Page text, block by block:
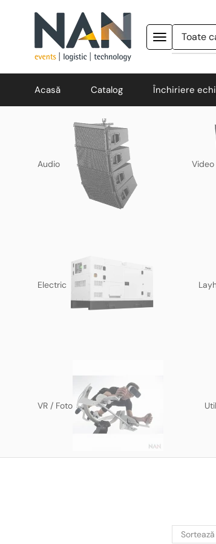
Acasă Catalog Închiriere
Audio Video
Electric
VR / Foto